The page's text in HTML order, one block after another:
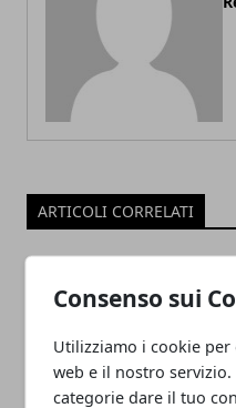
Consenso sui
Utilizziamo i cookie
web e il nostro
categorie dare il tuo
ARTICOLI CORRELATI